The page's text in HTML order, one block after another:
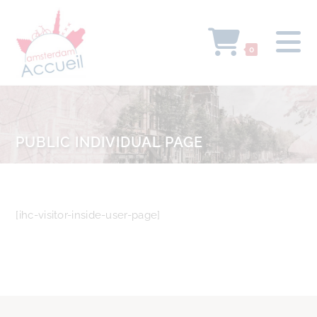
0
PUBLIC INDIVIDUAL PAGE
[ihc-visitor-inside-user-page]